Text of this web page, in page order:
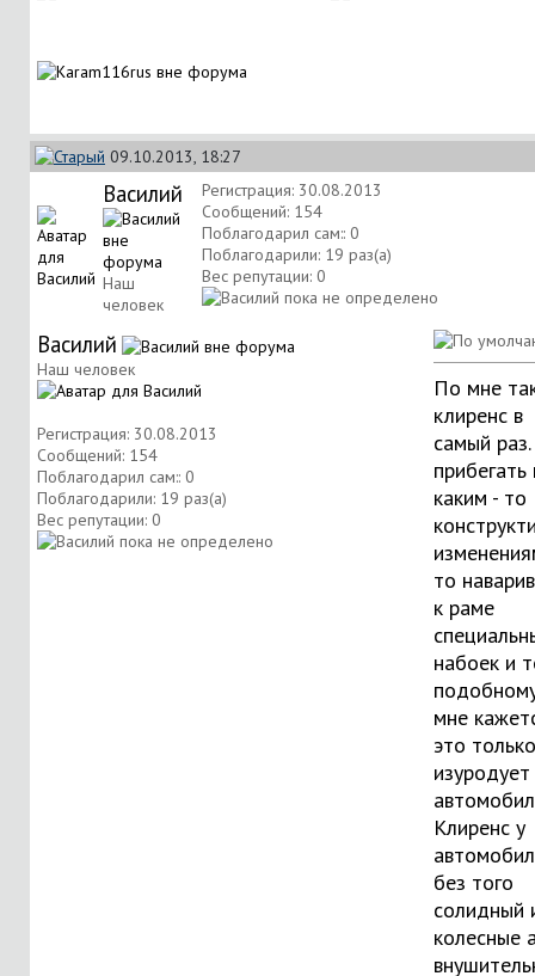
09.10.2013, 18:27
Василий
Наш
человек
Регистрация: 30.08.2013
Сообщений: 154
Поблагодарил сам:: 0
Поблагодарили: 19 раз(а)
Вес репутации: 0
Василий
Наш человек
Регистрация: 30.08.2013
Сообщений: 154
Поблагодарил сам:: 0
Поблагодарили: 19 раз(а)
Вес репутации: 0
По мне
клиренс в
самый
прибегать
каким - то
то
к раме
набоек и
мне
это только
изуродует
Клиренс у
без того
солидный
колесные